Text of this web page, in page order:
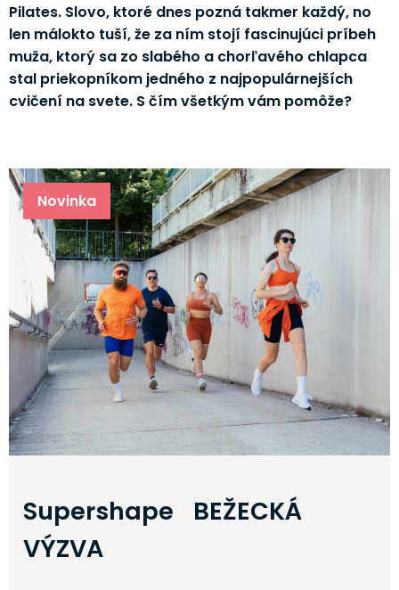
Pilates. Slovo, ktoré dnes pozná takmer každý, no
len málokto tuší, že za ním stojí fascinujúci príbeh
muža, ktorý sa zo slabého a chorľavého chlapca
stal priekopníkom jedného z najpopulárnejších
cvičení na svete. S čím všetkým vám pomôže?
Novinka
Supershape BEŽECKÁ
VÝZVA